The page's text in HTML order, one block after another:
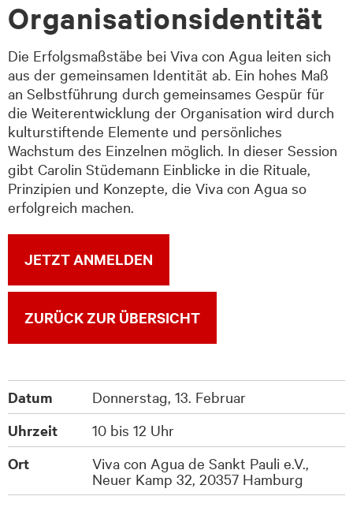
Organisationsidentität
Die Erfolgsmaßstäbe bei Viva con Agua leiten sich
aus der gemeinsamen Identität ab. Ein hohes Maß
an Selbstführung durch gemeinsames Gespür für
die Weiterentwicklung der Organisation wird durch
kulturstiftende Elemente und persönliches
Wachstum des Einzelnen möglich. In dieser Session
gibt Carolin Stüdemann Einblicke in die Rituale,
Prinzipien und Konzepte, die Viva con Agua so
erfolgreich machen.
JETZT ANMELDEN
ZURÜCK ZUR ÜBERSICHT
Datum Donnerstag, 13. Februar
Uhrzeit 10 bis 12 Uhr
Ort
Viva con Agua de Sankt Pauli e.V.,
Neuer Kamp 32, 20357 Hamburg